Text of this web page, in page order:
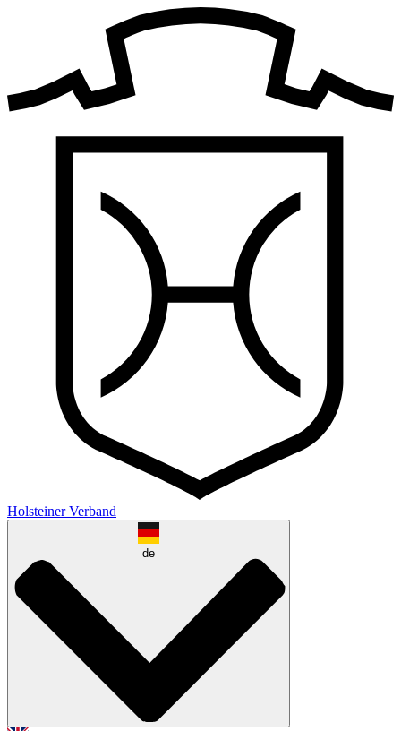
Holsteiner Verband
de